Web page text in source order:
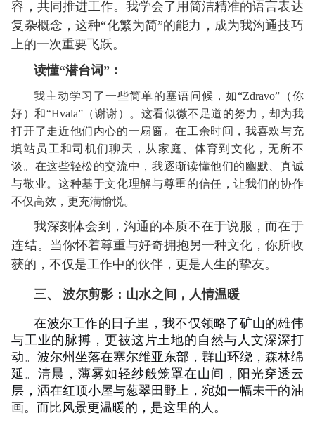
容，共同推进工作。我学会了用简洁精准的语言表达
复杂概念，这种“化繁为简”的能力，成为我沟通技巧
上的一次重要飞跃。
读懂“潜台词”：
我主动学习了一些简单的塞语问候，如“Zdravo”（你
好）和“Hvala”（谢谢）。这看似微不足道的努力，却为我
打开了走近他们内心的一扇窗。在工余时间，我喜欢与充
填站员工和司机们聊天，从家庭、体育到文化，无所不
谈。在这些轻松的交流中，我逐渐读懂他们的幽默、真诚
与敬业。这种基于文化理解与尊重的信任，让我们的协作
不仅高效，更充满愉悦。
我深刻体会到，沟通的本质不在于说服，而在于
连结。当你怀着尊重与好奇拥抱另一种文化，你所收
获的，不仅是工作中的伙伴，更是人生的挚友。
三、 波尔剪影：山水之间，人情温暖
在波尔工作的日子里，我不仅领略了矿山的雄伟
与工业的脉搏，更被这片土地的自然与人文深深打
动。波尔州坐落在塞尔维亚东部，群山环绕，森林绵
延。清晨，薄雾如轻纱般笼罩在山间，阳光穿透云
层，洒在红顶小屋与葱翠田野上，宛如一幅未干的油
画。而比风景更温暖的，是这里的人。